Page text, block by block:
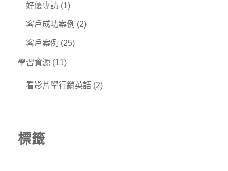
好優專訪 (1)
客戶成功案例 (2)
客戶案例 (25)
學習資源 (11)
看影片學行銷英語 (2)
標籤